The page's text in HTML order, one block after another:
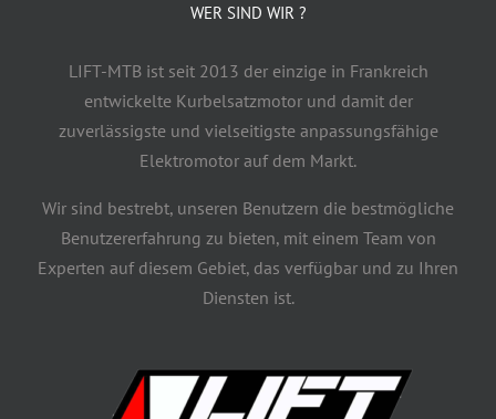
WER SIND WIR ?
LIFT-MTB ist seit 2013 der einzige in Frankreich
entwickelte Kurbelsatzmotor und damit der
zuverlässigste und vielseitigste anpassungsfähige
Elektromotor auf dem Markt.
Wir sind bestrebt, unseren Benutzern die bestmögliche
Benutzererfahrung zu bieten, mit einem Team von
Experten auf diesem Gebiet, das verfügbar und zu Ihren
Diensten ist.